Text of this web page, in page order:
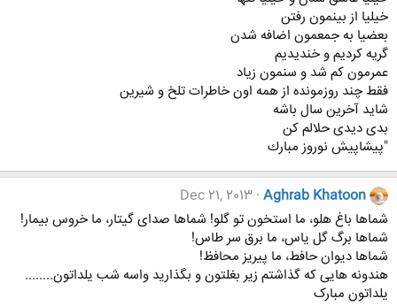
خيليا از بينمون رفتن
بعضيا به جمعمون اضافه شدن
گريه كرديم و خنديديم
عمرمون كم شد و سنمون زياد
فقط چند روزمونده از همه اون خاطرات تلخ و شيرين
شايد آخرين سال باشه
بدی ديدی حلالم كن
"پيشاپيش نوروز مبارك
Aghrab Khatoon
Dec 21, 2013
شماها باغ هلو، ما استخون تو گلو! شماها صدای گیتار، ما خروس بیمار!
شماها برگ گل یاس، ما برق سر طاس!
شماها دیوان حافط، ما پیریز محافظ!
هندونه هایی که گذاشتم زیر بغلتون و بگذارید واسه شب یلداتون........
یلداتون مبارک